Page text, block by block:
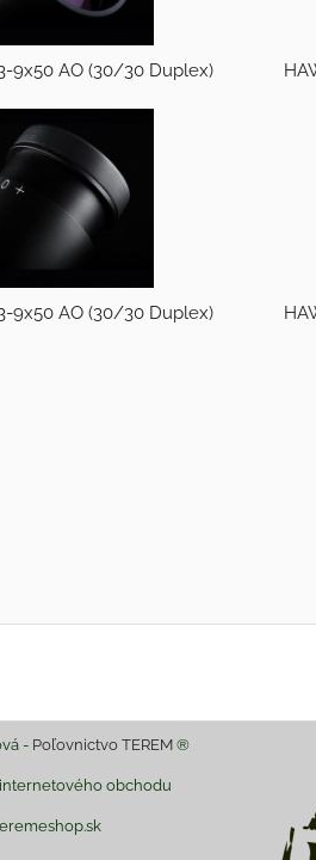
9x50 AO (30/30 Duplex)
9x50 AO (30/30 Duplex)
- Poľovnictvo TEREM®
obchodu